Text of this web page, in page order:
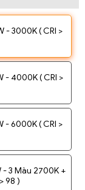
3000K ( CRI >
4000K ( CRI >
6000K ( CRI >
3 Màu 2700K +
98 )